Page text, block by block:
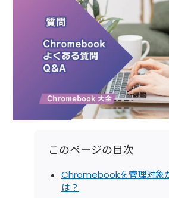
このページの目次
Chromebookを管理対象
は？